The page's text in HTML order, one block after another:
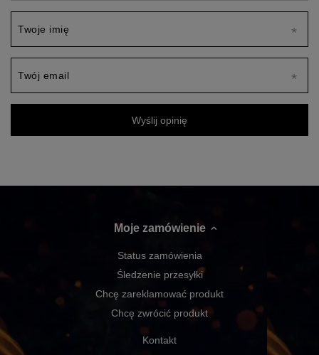
Twoje imię
Twój email
Wyślij opinię
Moje zamówienie
Status zamówienia
Śledzenie przesyłki
Chcę zareklamować produkt
Chcę zwrócić produkt
Kontakt